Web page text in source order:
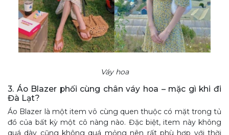
Váy hoa
3. Áo Blazer phối cùng chân váy hoa – mặc gì khi đi
Đà Lạt?
Áo Blazer là một item vô cùng quen thuộc có mặt trong tủ
đồ của bất kỳ một cô nàng nào. Đặc biệt, item này không
quá dày cũng không quá mỏng nên rất phù hợp với thời